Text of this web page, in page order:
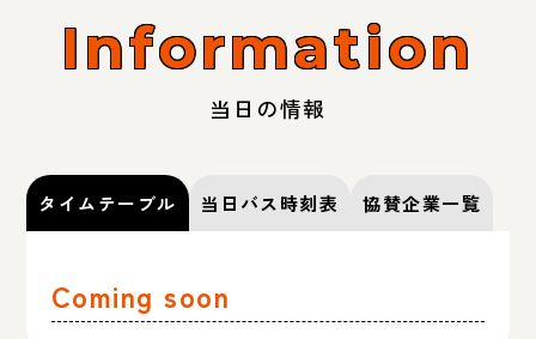
Information
当日の情報
タイムテーブル 当日バス時刻表 協賛企業一覧
Coming soon